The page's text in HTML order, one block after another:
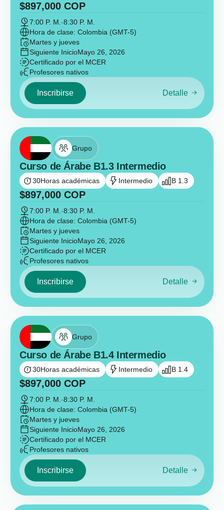
$897,000 COP
7:00 P. M. -8:30 P. M.
Hora de clase: Colombia (GMT-5)
Martes y jueves
Siguiente InicioMayo 26, 2026
Certificado por el MCER
Profesores nativos
Inscribirse Detalle
Grupo
Curso de Árabe B1.3 Intermedio
30Horas académicas Intermedio B 1.3
$897,000 COP
7:00 P. M. -8:30 P. M.
Hora de clase: Colombia (GMT-5)
Martes y jueves
Siguiente InicioMayo 26, 2026
Certificado por el MCER
Profesores nativos
Inscribirse Detalle
Grupo
Curso de Árabe B1.4 Intermedio
30Horas académicas Intermedio B 1.4
$897,000 COP
7:00 P. M. -8:30 P. M.
Hora de clase: Colombia (GMT-5)
Martes y jueves
Siguiente InicioMayo 26, 2026
Certificado por el MCER
Profesores nativos
Inscribirse Detalle